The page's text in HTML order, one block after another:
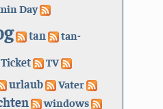
Day
tan
tan-
Ticket TV
urlaub
Vater
windows